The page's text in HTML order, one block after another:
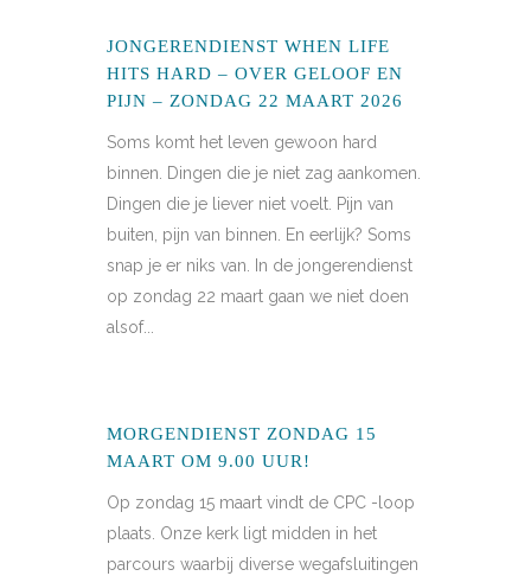
JONGERENDIENST WHEN LIFE
HITS HARD – OVER GELOOF EN
PIJN – ZONDAG 22 MAART 2026
Soms komt het leven gewoon hard
binnen. Dingen die je niet zag aankomen.
Dingen die je liever niet voelt. Pijn van
buiten, pijn van binnen. En eerlijk? Soms
snap je er niks van. In de jongerendienst
op zondag 22 maart gaan we niet doen
alsof...
MORGENDIENST ZONDAG 15
MAART OM 9.00 UUR!
Op zondag 15 maart vindt de CPC -loop
plaats. Onze kerk ligt midden in het
parcours waarbij diverse wegafsluitingen